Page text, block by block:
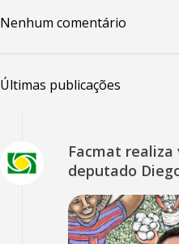
Nenhum comentário
Últimas publicações
Facmat
deputado